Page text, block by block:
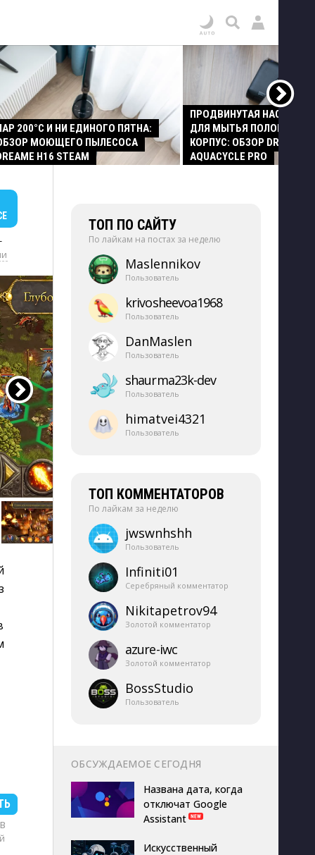
200°C И НИ ЕДИНОГО ПЯТНА:
МОЮЩЕГО ПЫЛЕСОСА
H16 STEAM
ПРОДВИНУТАЯ НАСАДКА
ДЛЯ МЫТЬЯ ПОЛОВ И
КОРПУС: ОБЗОР DREAME
AQUACYCLE PRO
ТОП ПО САЙТУ
По лайкам на постах за неделю
Maslennikov
Пользователь
krivosheevoa1968
Пользователь
DanMaslen
Пользователь
shaurma23k-​dev
Пользователь
himatvei4321
Пользователь
ТОП КОММЕНТАТОРОВ
По лайкам за неделю
jwswnhshh
Пользователь
Infiniti01
Серебряный комментатор
Nikitapetrov94
Золотой комментатор
azure-​iwc
Золотой комментатор
BossStudio
Пользователь
ОБСУЖДАЕМОЕ СЕГОДНЯ
Названа дата, когда
отключат Google
Assistant
Искусственный